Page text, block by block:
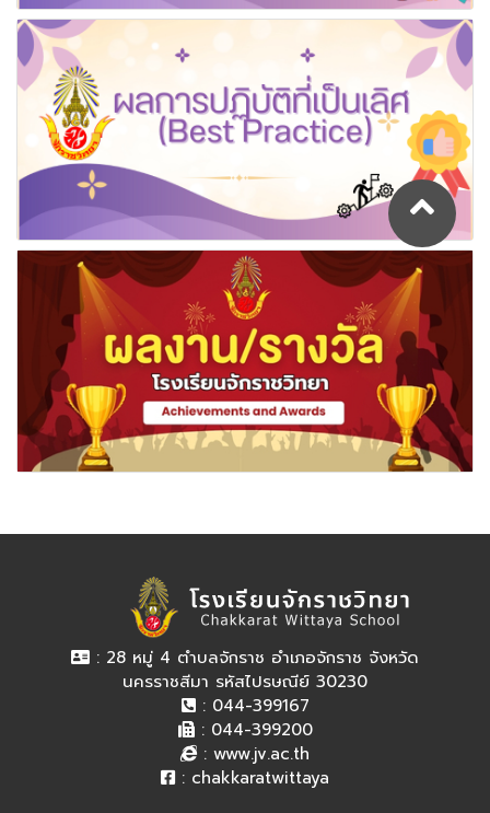
: 28 หมู่ 4 ตำบลจักราช อำเภอจักราช จังหวัด
นครราชสีมา รหัสไปรษณีย์ 30230
: 044-399167
: 044-399200
: www.jv.ac.th
: chakkaratwittaya